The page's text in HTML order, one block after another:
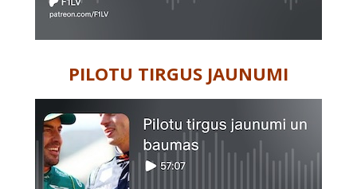
PILOTU TIRGUS JAUNUMI